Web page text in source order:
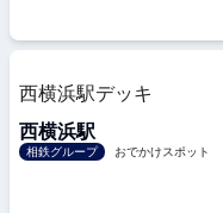
西横浜駅デッキ
西横浜駅
相鉄グループ おでかけスポット